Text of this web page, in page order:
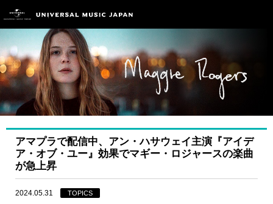
アマプラで配信中、アン・ハサウェイ主演『アイデ
ア・オブ・ユー』効果でマギー・ロジャースの楽曲
が急上昇
2024.05.31 TOPICS